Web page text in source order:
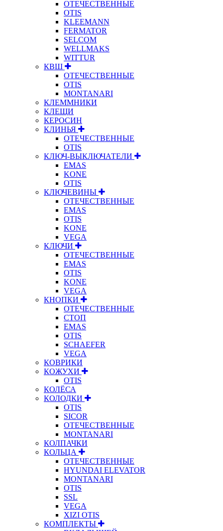
ОТЕЧЕСТВЕННЫЕ
OTIS
KLEEMANN
FERMATOR
SELCOM
WELLMAKS
WITTUR
КВШ
ОТЕЧЕСТВЕННЫЕ
OTIS
MONTANARI
КЛЕММНИКИ
КЛЕЩИ
КЕРОСИН
КЛИНЬЯ
ОТЕЧЕСТВЕННЫЕ
OTIS
КЛЮЧ-ВЫКЛЮЧАТЕЛИ
EMAS
KONE
OTIS
КЛЮЧЕВИНЫ
ОТЕЧЕСТВЕННЫЕ
EMAS
OTIS
KONE
VEGA
КЛЮЧИ
ОТЕЧЕСТВЕННЫЕ
EMAS
OTIS
KONE
VEGA
КНОПКИ
ОТЕЧЕСТВЕННЫЕ
СТОП
EMAS
OTIS
SCHAEFER
VEGA
КОВРИКИ
КОЖУХИ
OTIS
КОЛЁСА
КОЛОДКИ
OTIS
SICOR
ОТЕЧЕСТВЕННЫЕ
MONTANARI
КОЛПАЧКИ
КОЛЬЦА
ОТЕЧЕСТВЕННЫЕ
HYUNDAI ELEVATOR
MONTANARI
OTIS
SSL
VEGA
XIZI OTIS
КОМПЛЕКТЫ